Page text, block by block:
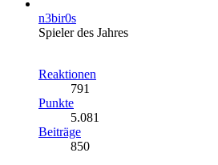
n3bir0s
Spieler des Jahres
Reaktionen
791
Punkte
5.081
Beiträge
850